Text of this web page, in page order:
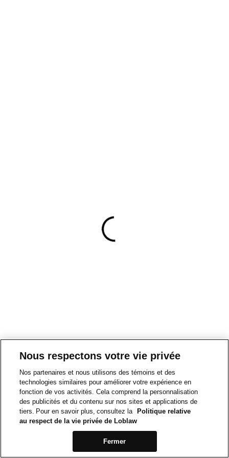
Nous respectons votre vie privée
Nos partenaires et nous utilisons des témoins et des
technologies similaires pour améliorer votre expérience en
fonction de vos activités. Cela comprend la personnalisation
des publicités et du contenu sur nos sites et applications de
tiers. Pour en savoir plus, consultez la
Politique relative
au respect de la vie privée de Loblaw
Fermer